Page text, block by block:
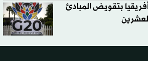
بتقويض المبادئ